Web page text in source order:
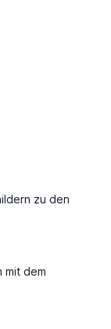
zu den
mit dem